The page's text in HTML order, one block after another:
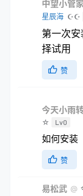
中望小管家
星辰海 ☪☪
第一次
择试用
赞
今天小雨
☆ Lv0
如何安装
赞
易松武 @